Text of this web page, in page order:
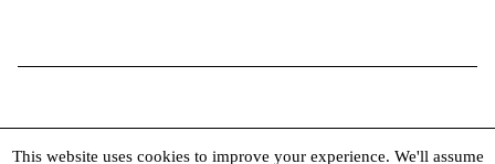
e
This website uses cookies to improve your experience. We'll assume